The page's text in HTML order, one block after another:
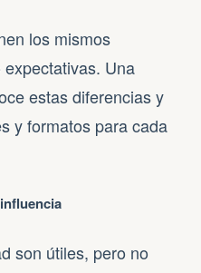
los mismos
Una
estas diferencias y
y formatos para cada
son útiles, pero no